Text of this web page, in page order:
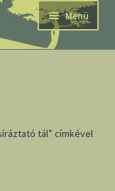
Menü
tál” címkével